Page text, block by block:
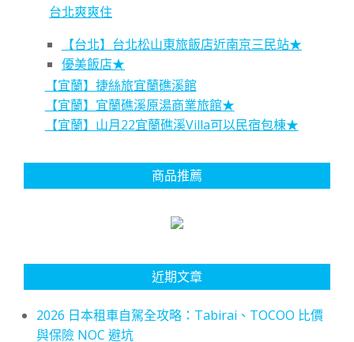
台北爽爽住
【台北】台北松山東旅飯店近南京三民站★
優美飯店★
【宜蘭】捷絲旅宜蘭礁溪館
【宜蘭】宜蘭礁溪原湯商業旅館★
【宜蘭】山月22宜蘭礁溪Villa可以民宿包棟★
商品推薦
近期文章
2026 日本租車自駕全攻略：Tabirai、TOCOO 比價
與保險 NOC 避坑